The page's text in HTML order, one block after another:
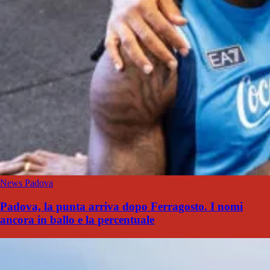
News Padova
Padova, la punta arriva dopo Ferragosto. I nomi
ancora in ballo e la percentuale